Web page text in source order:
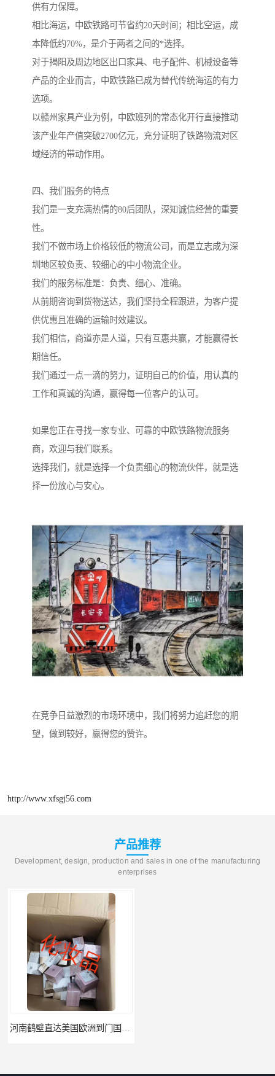
供有力保障。
相比海运，中欧铁路可节省约20天时间；相比空运，成
本降低约70%，是介于两者之间的*选择。
对于揭阳及周边地区出口家具、电子配件、机械设备等
产品的企业而言，中欧铁路已成为替代传统海运的有力
选项。
以赣州家具产业为例，中欧班列的常态化开行直接推动
该产业年产值突破2700亿元，充分证明了铁路物流对区
域经济的带动作用。
四、我们服务的特点
我们是一支充满热情的80后团队，深知诚信经营的重要
性。
我们不做市场上价格较低的物流公司，而是立志成为深
圳地区较负责、较细心的中小物流企业。
我们的服务标准是：负责、细心、准确。
从前期咨询到货物送达，我们坚持全程跟进，为客户提
供优惠且准确的运输时效建议。
我们相信，商道亦是人道，只有互惠共赢，才能赢得长
期信任。
我们通过一点一滴的努力，证明自己的价值，用认真的
工作和真诚的沟通，赢得每一位客户的认可。
如果您正在寻找一家专业、可靠的中欧铁路物流服务
商，欢迎与我们联系。
选择我们，就是选择一个负责细心的物流伙伴，就是选
择一份放心与安心。
在竞争日益激烈的市场环境中，我们将努力追赶您的期
望，做到较好，赢得您的赞许。
http://www.xfsgj56.com
产品推荐
Development, design, production and sales in one of the manufacturing
enterprises